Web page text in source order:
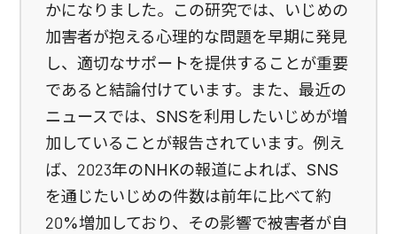
かになりました。この研究では、いじめの
加害者が抱える心理的な問題を早期に発見
し、適切なサポートを提供することが重要
であると結論付けています。また、最近の
ニュースでは、SNSを利用したいじめが増
加していることが報告されています。例え
ば、2023年のNHKの報道によれば、SNS
を通じたいじめの件数は前年に比べて約
20%増加しており、その影響で被害者が自